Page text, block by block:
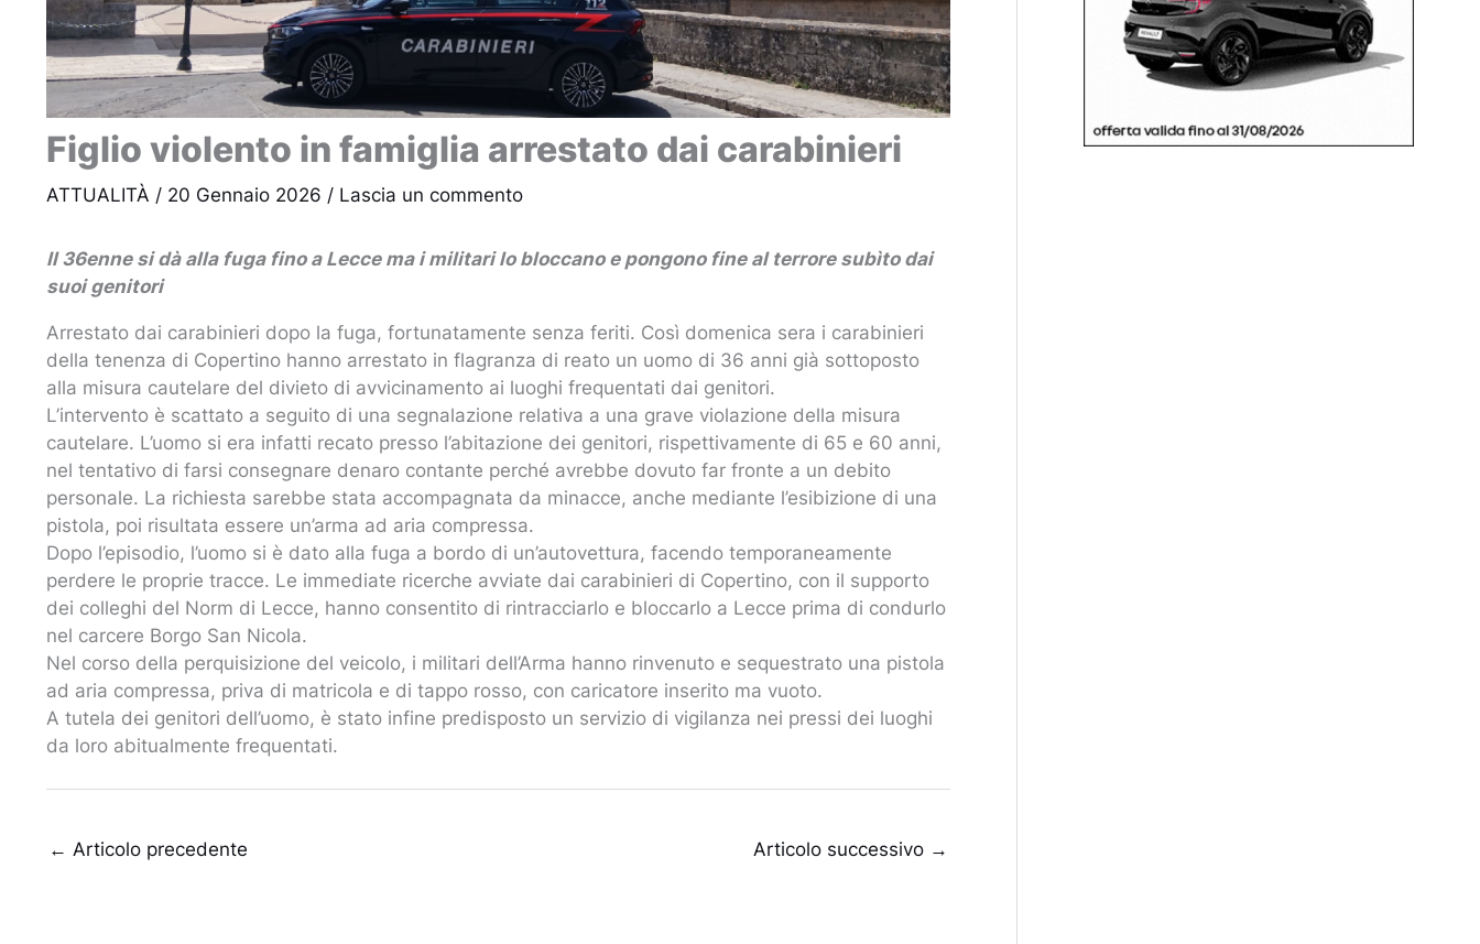
Figlio violento in famiglia arrestato dai carabinieri
ATTUALITÀ / 20 Gennaio 2026 / Lascia un commento
Il 36enne si dà alla fuga fino a Lecce ma i militari lo bloccano e pongono fine al terrore subìto dai
suoi genitori
Arrestato dai carabinieri dopo la fuga, fortunatamente senza feriti. Così domenica sera i carabinieri
della tenenza di Copertino hanno arrestato in flagranza di reato un uomo di 36 anni già sottoposto
alla misura cautelare del divieto di avvicinamento ai luoghi frequentati dai genitori.
L’intervento è scattato a seguito di una segnalazione relativa a una grave violazione della misura
cautelare. L’uomo si era infatti recato presso l’abitazione dei genitori, rispettivamente di 65 e 60 anni,
nel tentativo di farsi consegnare denaro contante perché avrebbe dovuto far fronte a un debito
personale. La richiesta sarebbe stata accompagnata da minacce, anche mediante l’esibizione di una
pistola, poi risultata essere un’arma ad aria compressa.
Dopo l’episodio, l’uomo si è dato alla fuga a bordo di un’autovettura, facendo temporaneamente
perdere le proprie tracce. Le immediate ricerche avviate dai carabinieri di Copertino, con il supporto
dei colleghi del Norm di Lecce, hanno consentito di rintracciarlo e bloccarlo a Lecce prima di condurlo
nel carcere Borgo San Nicola.
Nel corso della perquisizione del veicolo, i militari dell’Arma hanno rinvenuto e sequestrato una pistola
ad aria compressa, priva di matricola e di tappo rosso, con caricatore inserito ma vuoto.
A tutela dei genitori dell’uomo, è stato infine predisposto un servizio di vigilanza nei pressi dei luoghi
da loro abitualmente frequentati.
← Articolo precedente Articolo successivo →